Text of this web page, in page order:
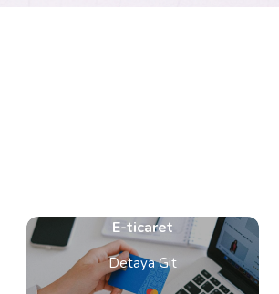
E-ticaret
Detaya Git